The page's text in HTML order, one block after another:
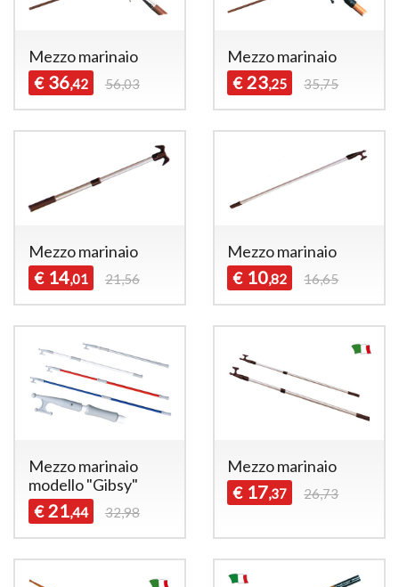
Mezzo marinaio
€ 36,42 56,03
Mezzo marinaio
€ 23,25 35,75
Mezzo marinaio
€ 14,01 21,56
Mezzo marinaio
€ 10,82 16,65
Mezzo marinaio
modello "Gibsy"
€ 21,44 32,98
Mezzo marinaio
€ 17,37 26,73